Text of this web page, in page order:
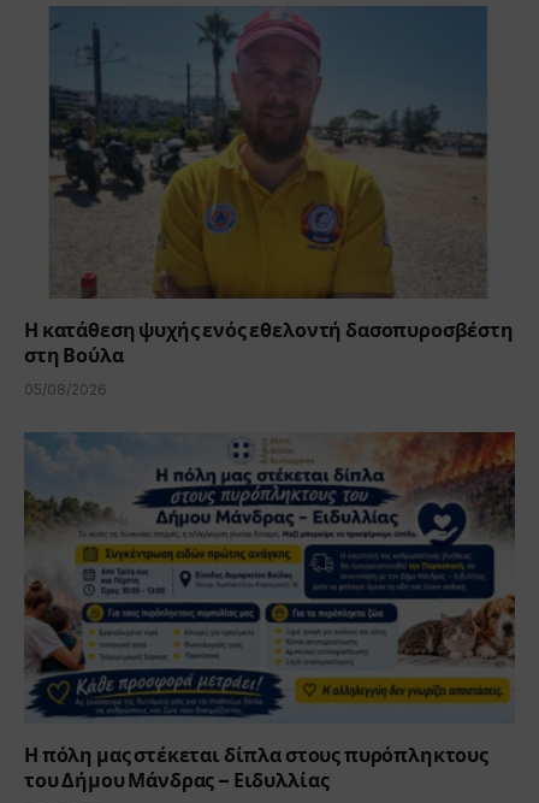
Η κατάθεση ψυχής ενός εθελοντή δασοπυροσβέστη
στη Βούλα
05/08/2026
Η πόλη μας στέκεται δίπλα στους πυρόπληκτους
του Δήμου Μάνδρας – Ειδυλλίας